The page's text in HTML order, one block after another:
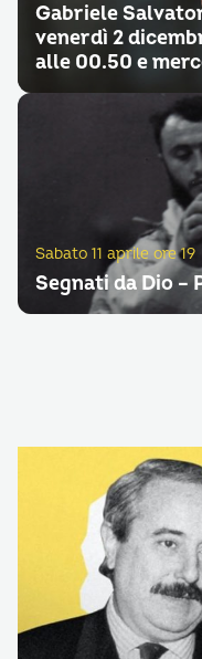
Gabriele
venerdì 2
alle 00.50 e
Sabato 11 aprile ore 19
Segnati da Dio –